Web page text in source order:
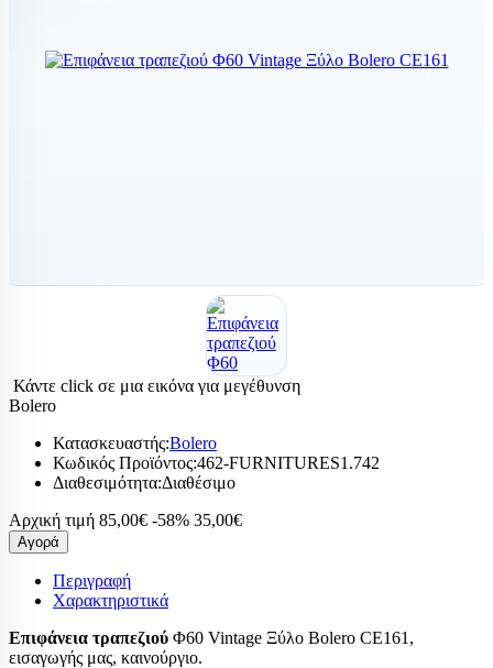
Κάντε click σε μια εικόνα για μεγέθυνση
Bolero
Κατασκευαστής:Bolero
Κωδικός Προϊόντος:462-FURNITURES1.742
Διαθεσιμότητα:Διαθέσιμο
Αρχική τιμή 85,00€ -58% 35,00€
Αγορά
Περιγραφή
Χαρακτηριστικά
Επιφάνεια τραπεζιού Φ60 Vintage Ξύλο Bolero CE161,
εισαγωγής μας, καινούργιο.